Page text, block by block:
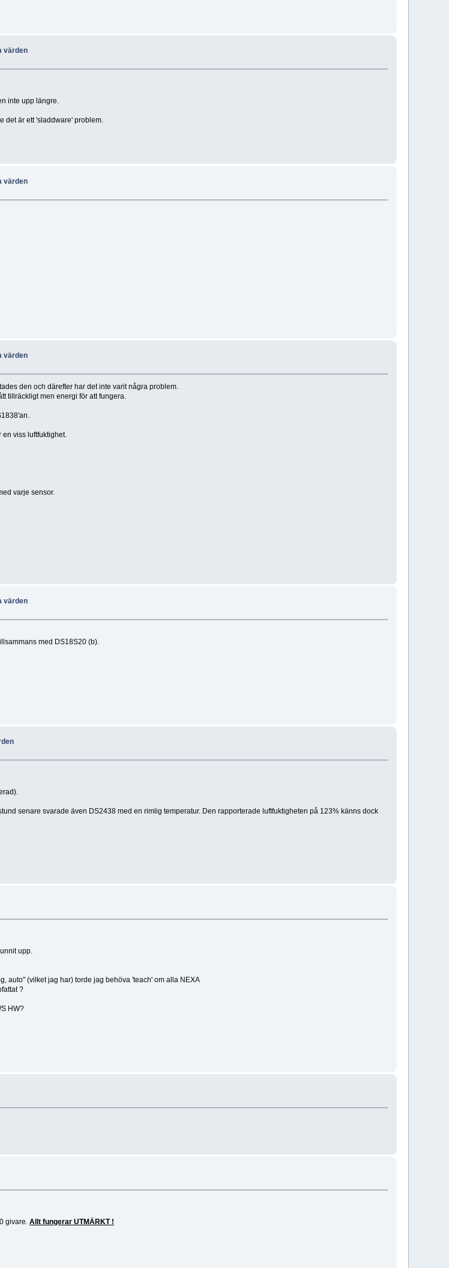
värden
inte upp längre.
det är ett 'sladdware' problem.
värden
värden
den och därefter har det inte varit några problem.
tillräckligt men energi för att fungera.
en viss luftfuktighet.
varje sensor.
värden
med DS18S20 (b).
senare svarade även DS2438 med en rimlig temperatur. Den rapporterade luftfuktigheten på 123% känns dock
upp.
auto" (vilket jag har) torde jag behöva 'teach' om alla NEXA
?
HW?
givare.Allt fungerar UTMÄRKT !